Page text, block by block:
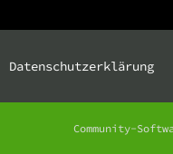
Datenschutzerklärung
Community-